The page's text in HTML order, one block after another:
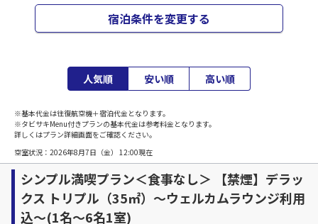
宿泊条件を変更する
人気順 安い順 高い順
※基本代金は往復航空機＋宿泊代金となります。
※タビサキMenu付きプランの基本代金は参考料金となります。
詳しくはプラン詳細画面をご確認ください。
空室状況： 2026年8月7日（金） 12:00現在
シンプル満喫プラン＜食事なし＞ 【禁煙】デラッ
クス トリプル（35㎡）～ウェルカムラウンジ利用
込～(1名～6名1室)